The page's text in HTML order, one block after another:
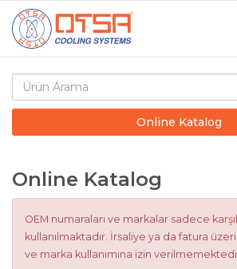
Online Katalog
Online Katalog
OEM numaraları ve markalar sadece
kullanılmaktadır. İrsaliye ya da fatura
ve marka kullanımına izin